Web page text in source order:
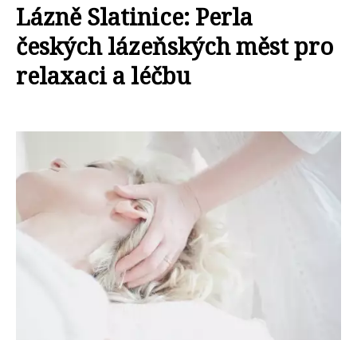
Lázně Slatinice: Perla
českých lázeňských měst pro
relaxaci a léčbu